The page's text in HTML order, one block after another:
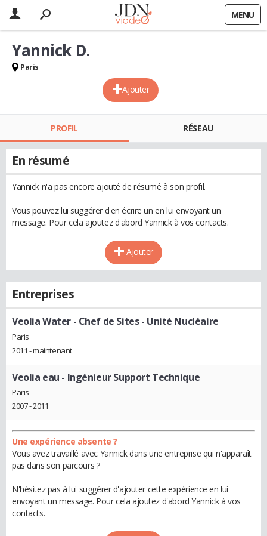
MENU
Ajouter
Yannick D.
Paris
PROFIL RÉSEAU
En résumé
Yannick n'a pas encore ajouté de résumé à son profil.
Vous pouvez lui suggérer d'en écrire un en lui envoyant un
message. Pour cela ajoutez d'abord Yannick à vos contacts.
Ajouter
Entreprises
Veolia Water- Chef de Sites - Unité Nucléaire
Paris
2011 - maintenant
Veolia eau - Ingénieur Support Technique
Paris
2007 - 2011
Une expérience absente ?
Vous avez travaillé avec Yannick dans une entreprise qui n'apparaît
pas dans son parcours ?
N'hésitez pas à lui suggérer d'ajouter cette expérience en lui
envoyant un message. Pour cela ajoutez d'abord Yannick à vos
contacts.